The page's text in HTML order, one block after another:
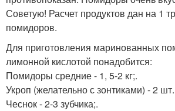
Советую! Расчет продуктов дан на 1
помидоров.
Для приготовления маринованных
лимонной кислотой понадобится:
Помидоры средние - 1, 5-2 кг;.
Укроп (желательно с зонтиками) - 2
Чеснок - 2-3 зубчика;.